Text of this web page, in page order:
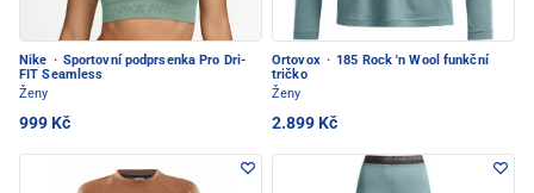
Nike · Sportovní podprsenka Pro Dri-
FIT Seamless
Ženy
999 Kč
Ortovox · 185 Rock 'n Wool funkční
tričko
Ženy
2.899 Kč